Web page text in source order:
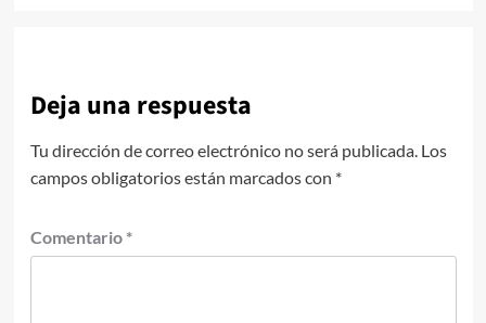
Deja una respuesta
Tu dirección de correo electrónico no será publicada. Los
campos obligatorios están marcados con *
Comentario *